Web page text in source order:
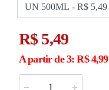
R$ 5,49
A partir de 3: R$ 4,99